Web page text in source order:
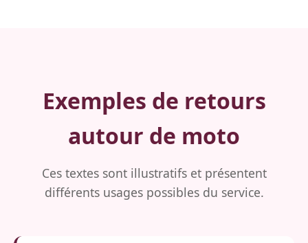
Exemples de retours
autour de moto
Ces textes sont illustratifs et présentent
différents usages possibles du service.